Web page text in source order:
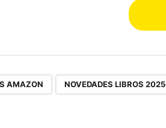
AMAZON NOVEDADES LIBROS 2025